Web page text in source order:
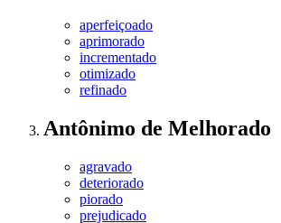
aperfeiçoado
aprimorado
incrementado
otimizado
refinado
Antônimo de Melhorado
agravado
deteriorado
piorado
prejudicado